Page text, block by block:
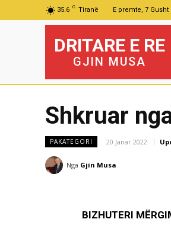
35.6 C Tiranë E premte, 7 Gusht
DRITARE E RE
GJIN MUSA
Shkruar
PAKATEGORI 20 Janar 2022
Nga Gjin Musa
BIZHUTERI